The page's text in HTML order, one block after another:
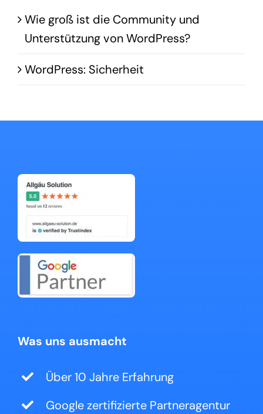
Wie groß ist die Community und
Unterstützung von WordPress?
WordPress: Sicherheit
Was uns ausmacht
Über 10 Jahre Erfahrung
Google zertifizierte Partneragentur